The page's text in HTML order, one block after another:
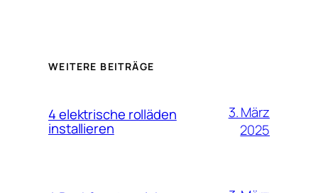
WEITERE BEITRÄGE
4 elektrische rolläden
installieren
3. März
2025